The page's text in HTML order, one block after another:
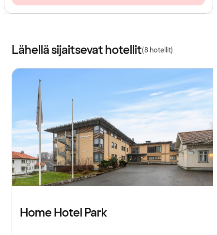
Lähellä sijaitsevat hotellit(8 hotellit)
Home Hotel Park